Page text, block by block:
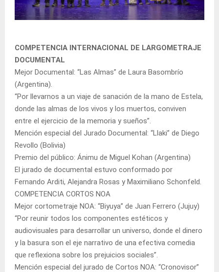
COMPETENCIA INTERNACIONAL DE LARGOMETRAJE
DOCUMENTAL
Mejor Documental: “Las Almas” de Laura Basombrío
(Argentina).
“Por llevarnos a un viaje de sanación de la mano de Estela,
donde las almas de los vivos y los muertos, conviven
entre el ejercicio de la memoria y sueños”.
Mención especial del Jurado Documental: “Llaki” de Diego
Revollo (Bolivia)
Premio del público: Ánimu de Miguel Kohan (Argentina)
El jurado de documental estuvo conformado por
Fernando Arditi, Alejandra Rosas y Maximiliano Schonfeld.
COMPETENCIA CORTOS NOA
Mejor cortometraje NOA: “Biyuya” de Juan Ferrero (Jujuy)
“Por reunir todos los componentes estéticos y
audiovisuales para desarrollar un universo, donde el dinero
y la basura son el eje narrativo de una efectiva comedia
que reflexiona sobre los prejuicios sociales”.
Mención especial del jurado de Cortos NOA: “Cronovisor”